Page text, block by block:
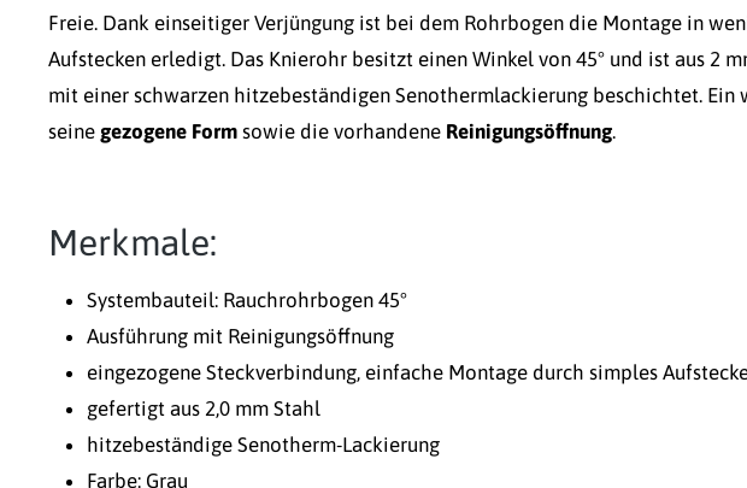
Freie. Dank einseitiger Verjüngung ist bei dem Rohrbogen die Montage in
Aufstecken erledigt. Das Knierohr besitzt einen Winkel von 45° und ist aus 2
mit einer schwarzen hitzebeständigen Senothermlackierung beschichtet. Ein
seine gezogene Form sowie die vorhandene Reinigungsöffnung.
Merkmale:
Systembauteil: Rauchrohrbogen 45°
Ausführung mit Reinigungsöffnung
eingezogene Steckverbindung, einfache Montage durch simples
gefertigt aus 2,0 mm Stahl
hitzebeständige Senotherm-Lackierung
Farbe: Grau